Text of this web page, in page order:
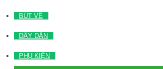
BÚT VẼ
DÂY DẪN
PHỤ KIỆN